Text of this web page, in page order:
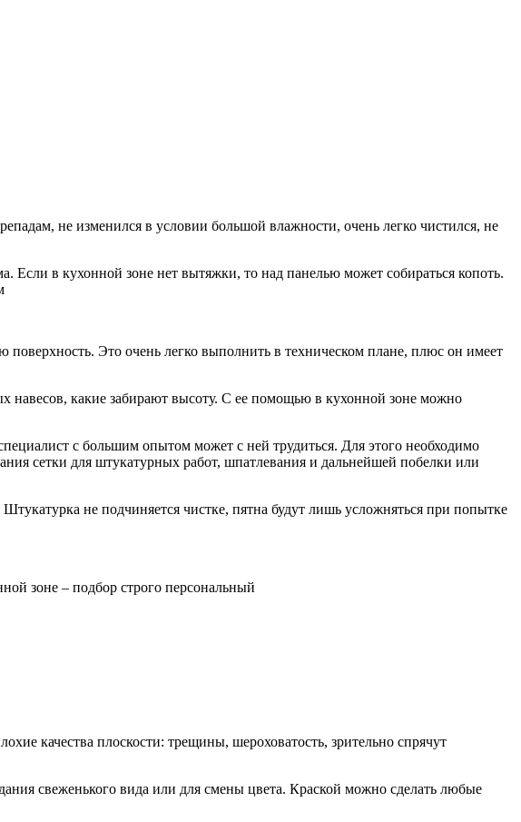
не изменился в условии большой влажности, очень легко чистился, не
Если в кухонной зоне нет вытяжки, то над панелью может собираться копоть.
Это очень легко выполнить в техническом плане, плюс он имеет
навесов, какие забирают высоту. С ее помощью в кухонной зоне можно
с большим опытом может с ней трудиться. Для этого необходимо
сетки для штукатурных работ, шпатлевания и дальнейшей побелки или
не подчиняется чистке, пятна будут лишь усложняться при попытке
зоне – подбор строго персональный
качества плоскости: трещины, шероховатость, зрительно спрячут
свеженького вида или для смены цвета. Краской можно сделать любые